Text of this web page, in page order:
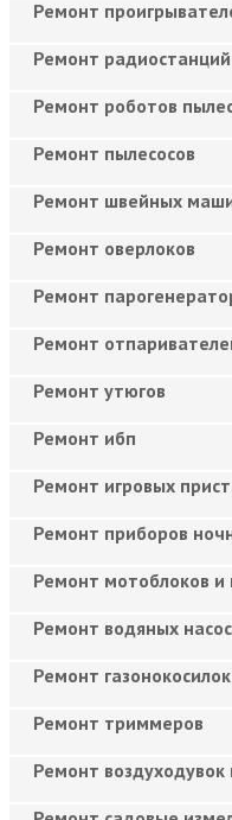
Ремонт
Ремонт радиостанций
Ремонт роботов
Ремонт пылесосов
Ремонт швейных
Ремонт оверлоков
Ремонт
Ремонт
Ремонт утюгов
Ремонт ибп
Ремонт игровых
Ремонт приборов
Ремонт мотоблоков и
Ремонт водяных
Ремонт газонокосилок
Ремонт триммеров
Ремонт воздуходувок